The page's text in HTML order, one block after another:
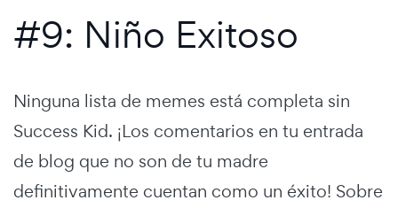
#9: Niño Exitoso
Ninguna lista de memes está completa sin
Success Kid. ¡Los comentarios en tu entrada
de blog que no son de tu madre
definitivamente cuentan como un éxito! Sobre